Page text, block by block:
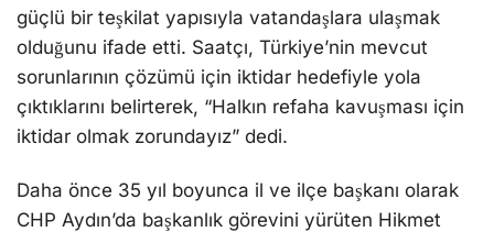
güçlü bir teşkilat yapısıyla vatandaşlara ulaşmak
olduğunu ifade etti. Saatçı, Türkiye’nin mevcut
sorunlarının çözümü için iktidar hedefiyle yola
çıktıklarını belirterek, “Halkın refaha kavuşması için
iktidar olmak zorundayız” dedi.
Daha önce 35 yıl boyunca il ve ilçe başkanı olarak
CHP Aydın’da başkanlık görevini yürüten Hikmet